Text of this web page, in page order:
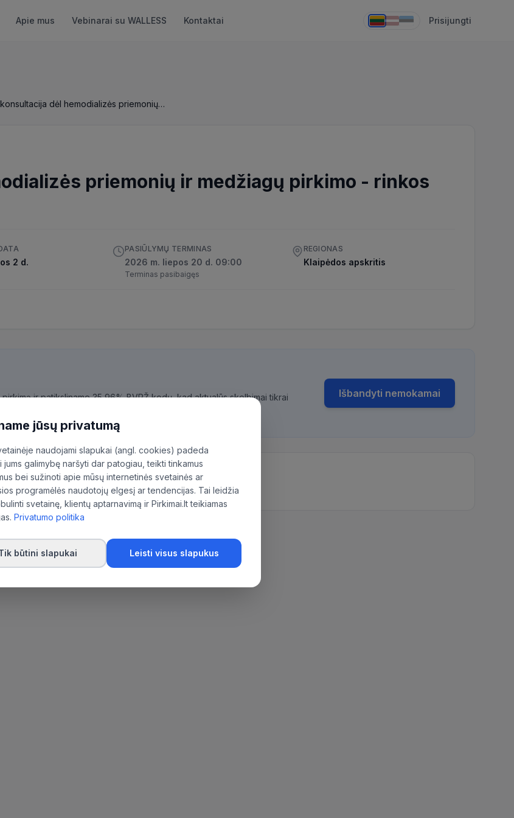
Apie mus Vebinarai su WALLESS Kontaktai Prisijungti
Rinkos konsultacija dėl hemodializės priemonių ir medžiagų pirkimo
priemonių ir medžiagų pirkimo - rinkos
2 d.
PASIŪLYMŲ TERMINAS
2026 m. liepos 20 d. 09:00
Terminas pasibaigęs
REGIONAS
Klaipėdos apskritis
ir patiksliname 35,96% BVPŽ kodų, kad aktualūs skelbimai tikrai
Išbandyti nemokamai
jūsų privatumą
naudojami slapukai (angl. cookies) padeda
jums galimybę naršyti dar patogiau, teikti tinkamus
bei sužinoti apie mūsų internetinės svetainės ar
programėlės naudotojų elgesį ar tendencijas. Tai leidžia
svetainę, klientų aptarnavimą ir Pirkimai.lt teikiamas
Privatumo politika
būtini slapukai Leisti visus slapukus